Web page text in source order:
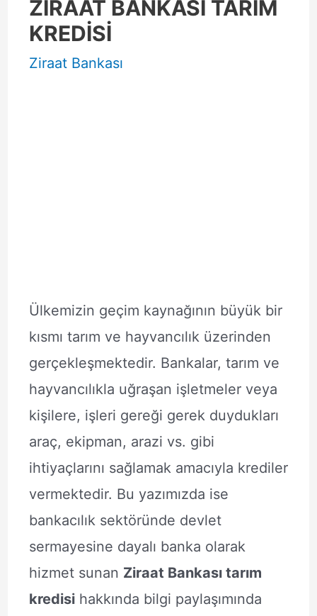
ZİRAAT BANKASI TARIM
KREDİSİ
Ziraat Bankası
Ülkemizin geçim kaynağının büyük bir
kısmı tarım ve hayvancılık üzerinden
gerçekleşmektedir. Bankalar, tarım ve
hayvancılıkla uğraşan işletmeler veya
kişilere, işleri gereği gerek duydukları
araç, ekipman, arazi vs. gibi
ihtiyaçlarını sağlamak amacıyla krediler
vermektedir. Bu yazımızda ise
bankacılık sektöründe devlet
sermayesine dayalı banka olarak
hizmet sunan Ziraat Bankası tarım
kredisihakkında bilgi paylaşımında